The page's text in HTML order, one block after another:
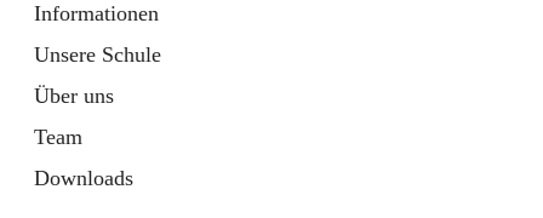
Informationen
Unsere Schule
Über uns
Team
Downloads
Tab